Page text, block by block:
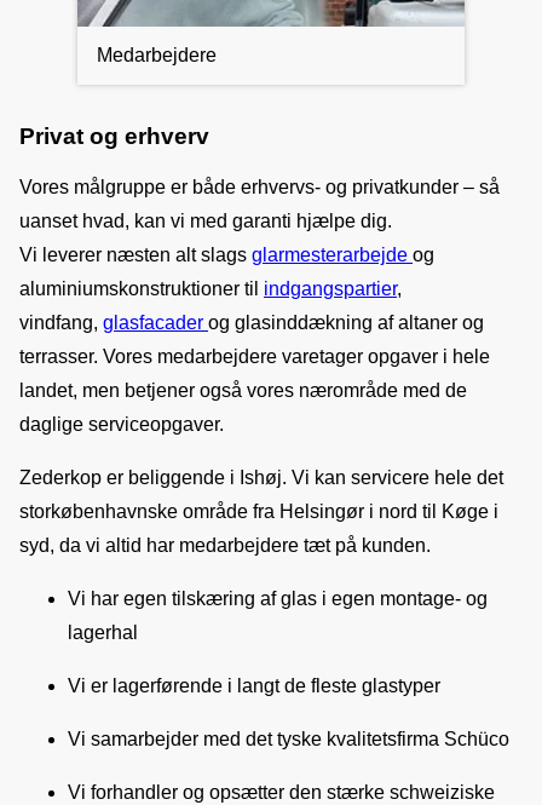
Medarbejdere
Privat og erhverv
Vores målgruppe er både erhvervs- og privatkunder – så
uanset hvad, kan vi med garanti hjælpe dig.
Vi leverer næsten alt slags glarmesterarbejde og
aluminiumskonstruktioner til indgangspartier,
vindfang, glasfacader og glasinddækning af altaner og
terrasser. Vores medarbejdere varetager opgaver i hele
landet, men betjener også vores nærområde med de
daglige serviceopgaver.
Zederkop er beliggende i Ishøj. Vi kan servicere hele det
storkøbenhavnske område fra Helsingør i nord til Køge i
syd, da vi altid har medarbejdere tæt på kunden.
Vi har egen tilskæring af glas i egen montage- og
lagerhal
Vi er lagerførende i langt de fleste glastyper
Vi samarbejder med det tyske kvalitetsfirma Schüco
Vi forhandler og opsætter den stærke schweiziske